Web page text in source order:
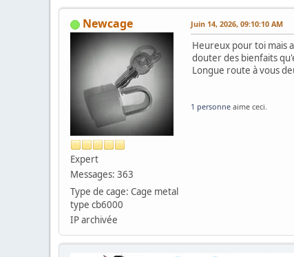
Newcage
Expert
Messages: 363
Type de cage: Cage metal
type cb6000
IP archivée
Juin 14, 2026, 09:10:10 AM
Heureux pour toi mais
douter des bienfaits
Longue route à vous
1 personne aime ceci.